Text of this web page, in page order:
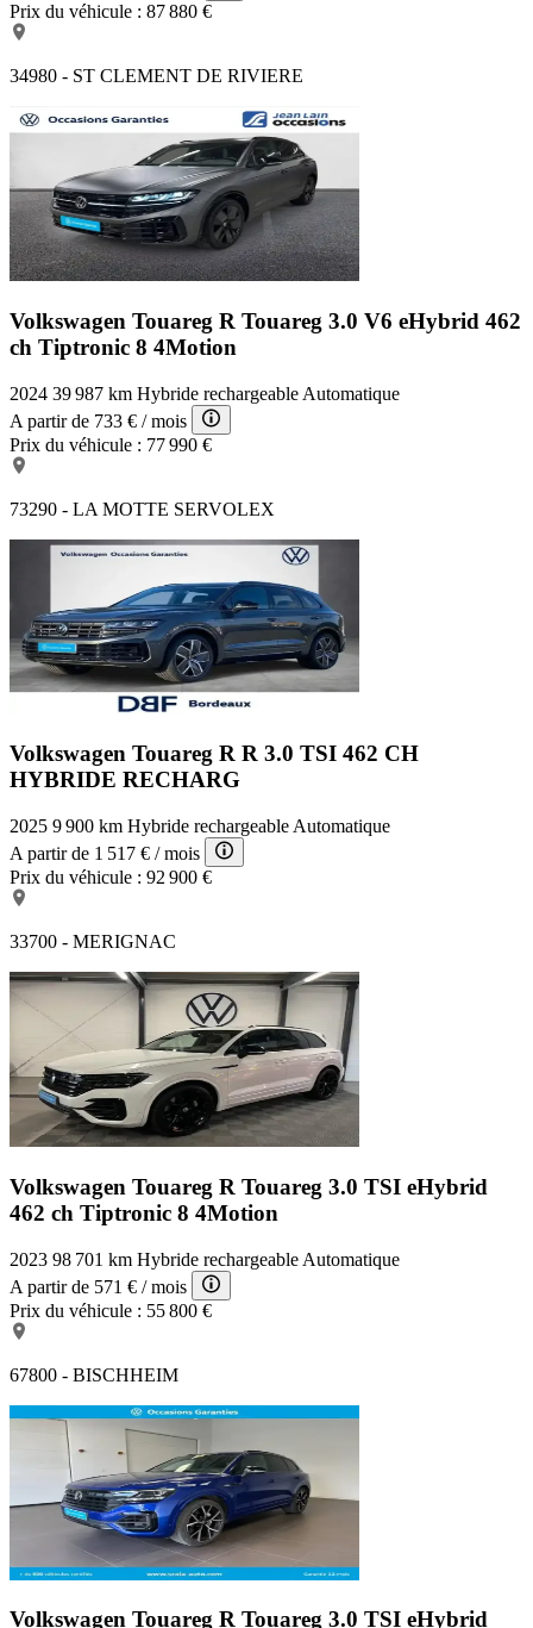
Prix du véhicule : 87 880 €
34980 - ST CLEMENT DE RIVIERE
Volkswagen Touareg R Touareg 3.0 V6 eHybrid 462
ch Tiptronic 8 4Motion
2024 39 987 km Hybride rechargeable Automatique
A partir de 733 € / mois
Prix du véhicule : 77 990 €
73290 - LA MOTTE SERVOLEX
Volkswagen Touareg R R 3.0 TSI 462 CH
HYBRIDE RECHARG
2025 9 900 km Hybride rechargeable Automatique
A partir de 1 517 € / mois
Prix du véhicule : 92 900 €
33700 - MERIGNAC
Volkswagen Touareg R Touareg 3.0 TSI eHybrid
462 ch Tiptronic 8 4Motion
2023 98 701 km Hybride rechargeable Automatique
A partir de 571 € / mois
Prix du véhicule : 55 800 €
67800 - BISCHHEIM
Volkswagen Touareg R Touareg 3.0 TSI eHybrid